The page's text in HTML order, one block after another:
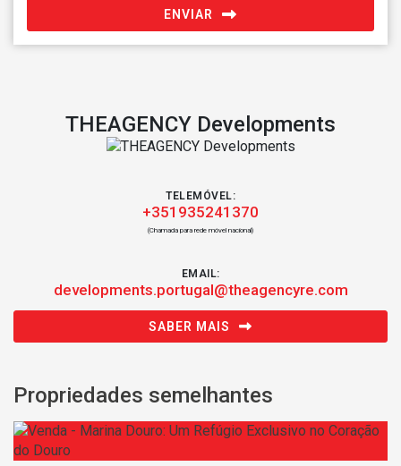
ENVIAR
THEAGENCY Developments
TELEMÓVEL:
+351935241370
(Chamada para rede móvel nacional)
EMAIL:
developments.portugal@theagencyre.com
SABER MAIS
Propriedades semelhantes